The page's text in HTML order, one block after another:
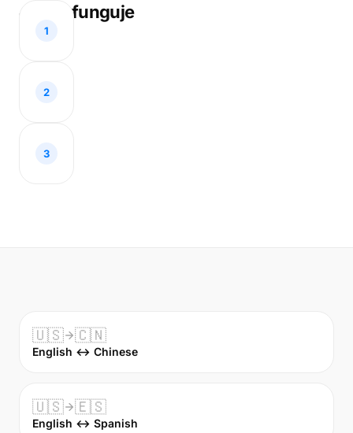
Jak to funguje
1
2
3
🇺🇸 🇨🇳
English ↔ Chinese
🇺🇸 🇪🇸
English ↔ Spanish